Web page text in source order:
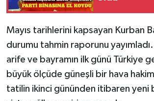
Mayıs tarihlerini kapsayan Kurban
durumu tahmin raporunu
arife ve bayramın ilk günü Türkiye
büyük ölçüde güneşli bir hava
tatilin ikinci gününden itibaren yeni